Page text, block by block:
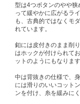
型は4つボタンのやや
って緩やかに広がるラ
も、古典的ではなくモ
れています。
釦には皮付きのまま削
はホックが付けられて
ットのようにもなります
中は背抜きの仕様で、
には滑りのいいコット
ンを付け、糸を緩みに